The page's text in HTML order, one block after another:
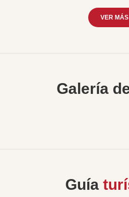
VER MÁS
Galería
Guía